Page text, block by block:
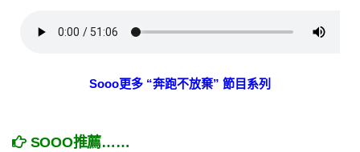
Sooo更多 “奔跑不放棄” 節目系列
SOOO推薦……